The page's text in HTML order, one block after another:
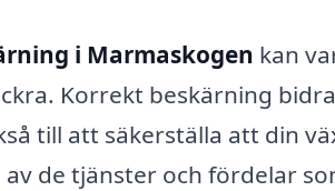
i Marmaskogen kan
Korrekt beskärning
till att säkerställa att din
de tjänster och fördelar